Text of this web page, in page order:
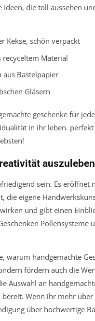
die toll aussehen
Kekse, schön verpackt
Material
aus Bastelpapier
Gläsern
auszuleben
sein. Es
die eigene
und gibt einen
Pollensysteme
warum handgemachte
fördern auch die
Auswahl an
bereit. Wenn ihr mehr
über hochwertige